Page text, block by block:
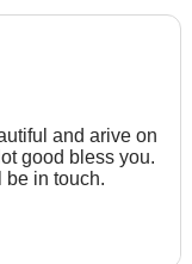
and arive on
good bless you.
be in touch.